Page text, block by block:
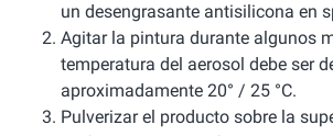
un desengrasante antisilicona en
Agitar la pintura durante algunos
temperatura del aerosol debe ser
aproximadamente 20° / 25 °C.
Pulverizar el producto sobre la